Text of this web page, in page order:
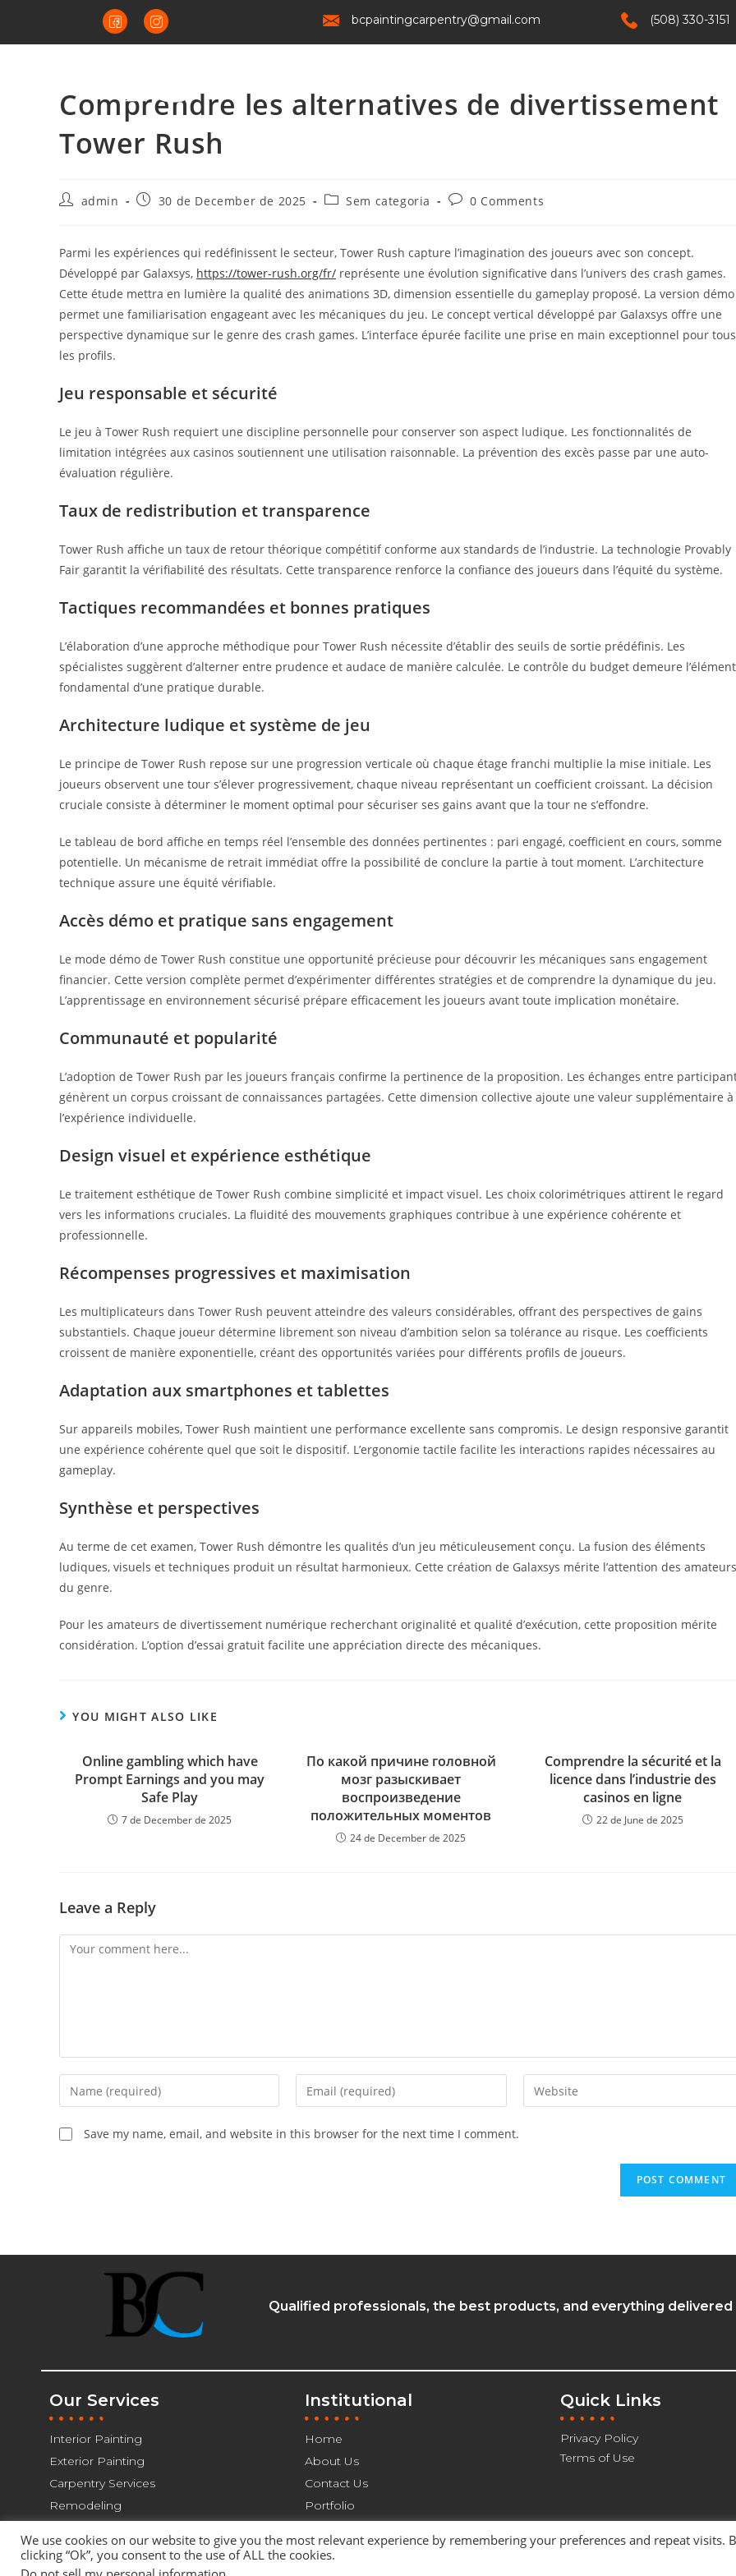
bcpaintingcarpentry@gmail.com (508) 330-3151
Comprendre les alternatives de divertissement
Tower Rush
admin 30 de December de 2025 Sem categoria 0 Comments
Parmi les expériences qui redéfinissent le secteur, Tower Rush capture l’imagination des joueurs avec son concept.
Développé par Galaxsys, https://tower-rush.org/fr/ représente une évolution significative dans l’univers des crash games.
Cette étude mettra en lumière la qualité des animations 3D, dimension essentielle du gameplay proposé. La version démo
permet une familiarisation engageant avec les mécaniques du jeu. Le concept vertical développé par Galaxsys offre une
perspective dynamique sur le genre des crash games. L’interface épurée facilite une prise en main exceptionnel pour tous
les profils.
Jeu responsable et sécurité
Le jeu à Tower Rush requiert une discipline personnelle pour conserver son aspect ludique. Les fonctionnalités de
limitation intégrées aux casinos soutiennent une utilisation raisonnable. La prévention des excès passe par une auto-
évaluation régulière.
Taux de redistribution et transparence
Tower Rush affiche un taux de retour théorique compétitif conforme aux standards de l’industrie. La technologie Provably
Fair garantit la vérifiabilité des résultats. Cette transparence renforce la confiance des joueurs dans l’équité du système.
Tactiques recommandées et bonnes pratiques
L’élaboration d’une approche méthodique pour Tower Rush nécessite d’établir des seuils de sortie prédéfinis. Les
spécialistes suggèrent d’alterner entre prudence et audace de manière calculée. Le contrôle du budget demeure l’élément
fondamental d’une pratique durable.
Architecture ludique et système de jeu
Le principe de Tower Rush repose sur une progression verticale où chaque étage franchi multiplie la mise initiale. Les
joueurs observent une tour s’élever progressivement, chaque niveau représentant un coefficient croissant. La décision
cruciale consiste à déterminer le moment optimal pour sécuriser ses gains avant que la tour ne s’effondre.
Le tableau de bord affiche en temps réel l’ensemble des données pertinentes : pari engagé, coefficient en cours, somme
potentielle. Un mécanisme de retrait immédiat offre la possibilité de conclure la partie à tout moment. L’architecture
technique assure une équité vérifiable.
Accès démo et pratique sans engagement
Le mode démo de Tower Rush constitue une opportunité précieuse pour découvrir les mécaniques sans engagement
financier. Cette version complète permet d’expérimenter différentes stratégies et de comprendre la dynamique du jeu.
L’apprentissage en environnement sécurisé prépare efficacement les joueurs avant toute implication monétaire.
Communauté et popularité
L’adoption de Tower Rush par les joueurs français confirme la pertinence de la proposition. Les échanges entre
génèrent un corpus croissant de connaissances partagées. Cette dimension collective ajoute une valeur supplémentaire à
l’expérience individuelle.
Design visuel et expérience esthétique
Le traitement esthétique de Tower Rush combine simplicité et impact visuel. Les choix colorimétriques attirent le regard
vers les informations cruciales. La fluidité des mouvements graphiques contribue à une expérience cohérente et
professionnelle.
Récompenses progressives et maximisation
Les multiplicateurs dans Tower Rush peuvent atteindre des valeurs considérables, offrant des perspectives de gains
substantiels. Chaque joueur détermine librement son niveau d’ambition selon sa tolérance au risque. Les coefficients
croissent de manière exponentielle, créant des opportunités variées pour différents profils de joueurs.
Adaptation aux smartphones et tablettes
Sur appareils mobiles, Tower Rush maintient une performance excellente sans compromis. Le design responsive garantit
une expérience cohérente quel que soit le dispositif. L’ergonomie tactile facilite les interactions rapides nécessaires au
gameplay.
Synthèse et perspectives
Au terme de cet examen, Tower Rush démontre les qualités d’un jeu méticuleusement conçu. La fusion des éléments
ludiques, visuels et techniques produit un résultat harmonieux. Cette création de Galaxsys mérite l’attention des amateurs
du genre.
Pour les amateurs de divertissement numérique recherchant originalité et qualité d’exécution, cette proposition mérite
considération. L’option d’essai gratuit facilite une appréciation directe des mécaniques.
YOU MIGHT ALSO LIKE
Online gambling which have
Prompt Earnings and you may
Safe Play
7 de December de 2025
По какой причине головной
мозг разыскивает
воспроизведение
положительных моментов
24 de December de 2025
Comprendre la sécurité et la
licence dans l’industrie des
casinos en ligne
22 de June de 2025
Leave a Reply
Save my name, email, and website in this browser for the next time I comment.
Qualified professionals, the best products, and everything
Our Services
Interior Painting
Exterior Painting
Carpentry Services
Remodeling
Institutional
Home
About Us
Contact Us
Portfolio
Quick Links
Privacy Policy
Terms of Use
© 2021 BC Painting and Services - All Rights Reserved | Developed by:
We use cookies on our website to give you the most relevant experience by remembering your preferences and repeat visits.
clicking “Ok”, you consent to the use of ALL the cookies.